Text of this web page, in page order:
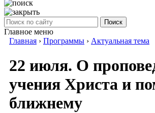
Поиск
Главное меню
Главная › Программы › Актуальная тема
22 июля. О
учения Христа и
ближнему